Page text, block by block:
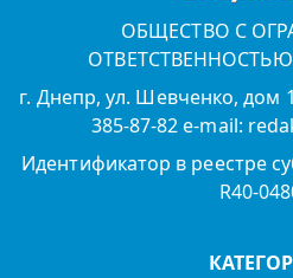
ОБЩЕСТВО С
г. Днепр, ул. Шевченко, дом
385-87-82 e-mail:
Идентификатор в реестре
R40-